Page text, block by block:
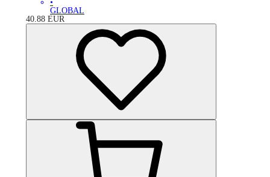
•
GLOBAL
40.88 EUR